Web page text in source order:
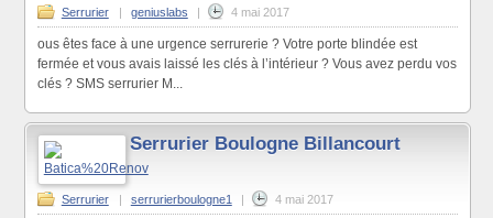
Serrurier geniuslabs 4 mai 2017
ous êtes face à une urgence serrurerie ? Votre porte blindée est
fermée et vous avais laissé les clés à l’intérieur ? Vous avez perdu vos
clés ? SMS serrurier M...
Serrurier Boulogne Billancourt
Serrurier | serrurierboulogne1 | 4 mai 2017